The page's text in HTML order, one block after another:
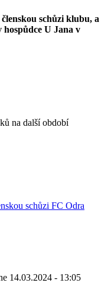
schůzi klubu, a
hospůdce U Jana v
na další období
schůzi FC Odra
14.03.2024 - 13:05